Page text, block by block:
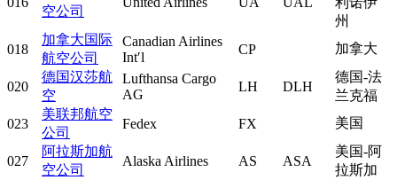
空公司
州
018
加拿大国际
航空公司
Canadian Airlines
Int′l
CP 加拿大
020
德国汉莎航
空
Lufthansa Cargo
AG
LH DLH
德国-法
兰克福
023
美联邦航空
公司
Fedex FX 美国
027
阿拉斯加航
空公司
Alaska Airlines AS ASA
美国-阿
拉斯加